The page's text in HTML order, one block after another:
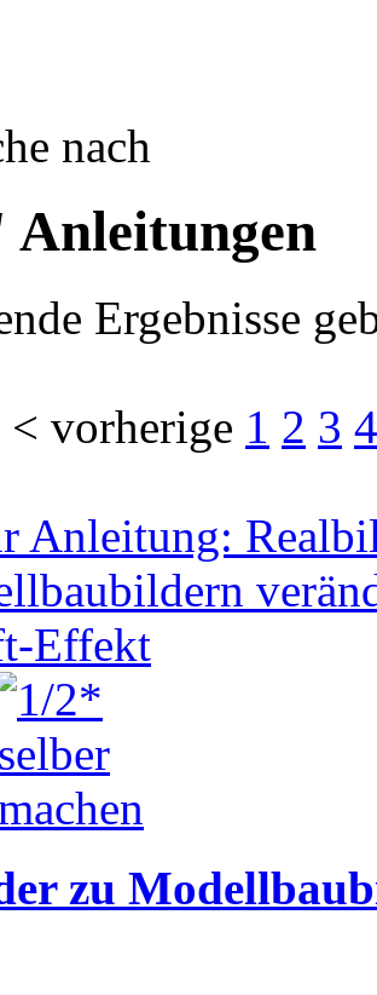
nach
Ergebnisse
< vorherige 1 2 3 4
zu